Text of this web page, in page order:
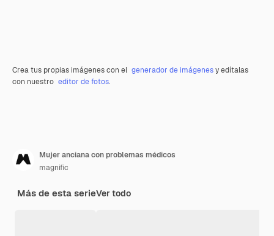
Crea tus propias imágenes con el generador de imágenesy edítalas
con nuestro editor de fotos.
Mujer anciana con problemas médicos
magnific
Más de esta serieVer todo